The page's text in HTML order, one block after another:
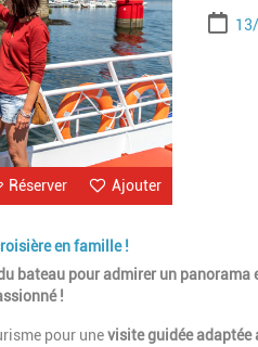
Ajouter
Réserver
en famille !
bateau pour admirer un panorama
!
pour unevisite guidée adaptée